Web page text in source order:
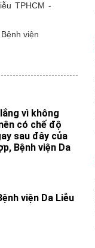
TPHCM -
viện
vì không
có chế độ
sau đây của
Bệnh viện Da
viện Da Liễu